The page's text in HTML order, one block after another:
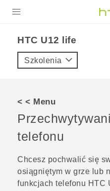
VIVE
VIVERSE
POMOC TECHNICZNA
Urządzenia i akcesoria
Zaloguj się
HTC U12 life‎
Szkolenia
< < Menu
telefonu
Chcesz pochwalić się
osiągniętym w grze lub
funkcjach telefonu HTC